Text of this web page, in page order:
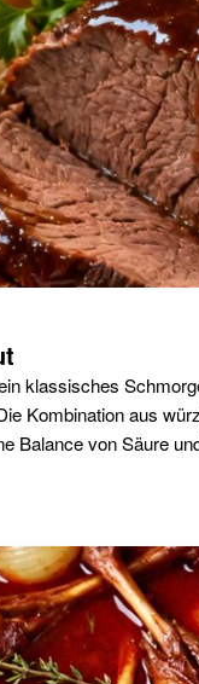
klassisches
Kombination aus
Balance von Säure